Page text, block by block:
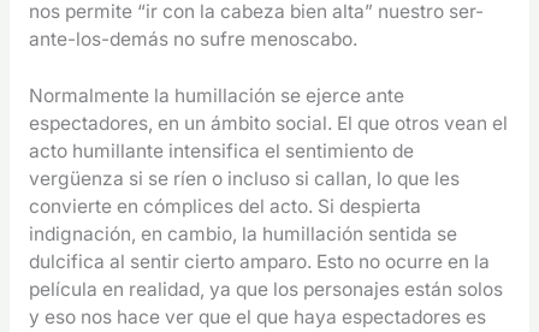
nos permite “ir con la cabeza bien alta” nuestro ser-
ante-los-demás no sufre menoscabo.
Normalmente la humillación se ejerce ante
espectadores, en un ámbito social. El que otros vean el
acto humillante intensifica el sentimiento de
vergüenza si se ríen o incluso si callan, lo que les
convierte en cómplices del acto. Si despierta
indignación, en cambio, la humillación sentida se
dulcifica al sentir cierto amparo. Esto no ocurre en la
película en realidad, ya que los personajes están solos
y eso nos hace ver que el que haya espectadores es